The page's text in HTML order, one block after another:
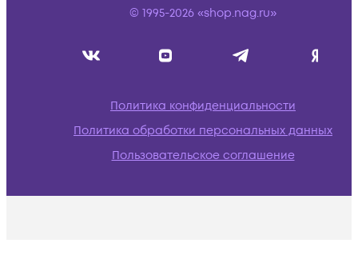
© 1995-2026 «shop.nag.ru»
Политика конфиденциальности
Политика обработки персональных данных
Пользовательское соглашение